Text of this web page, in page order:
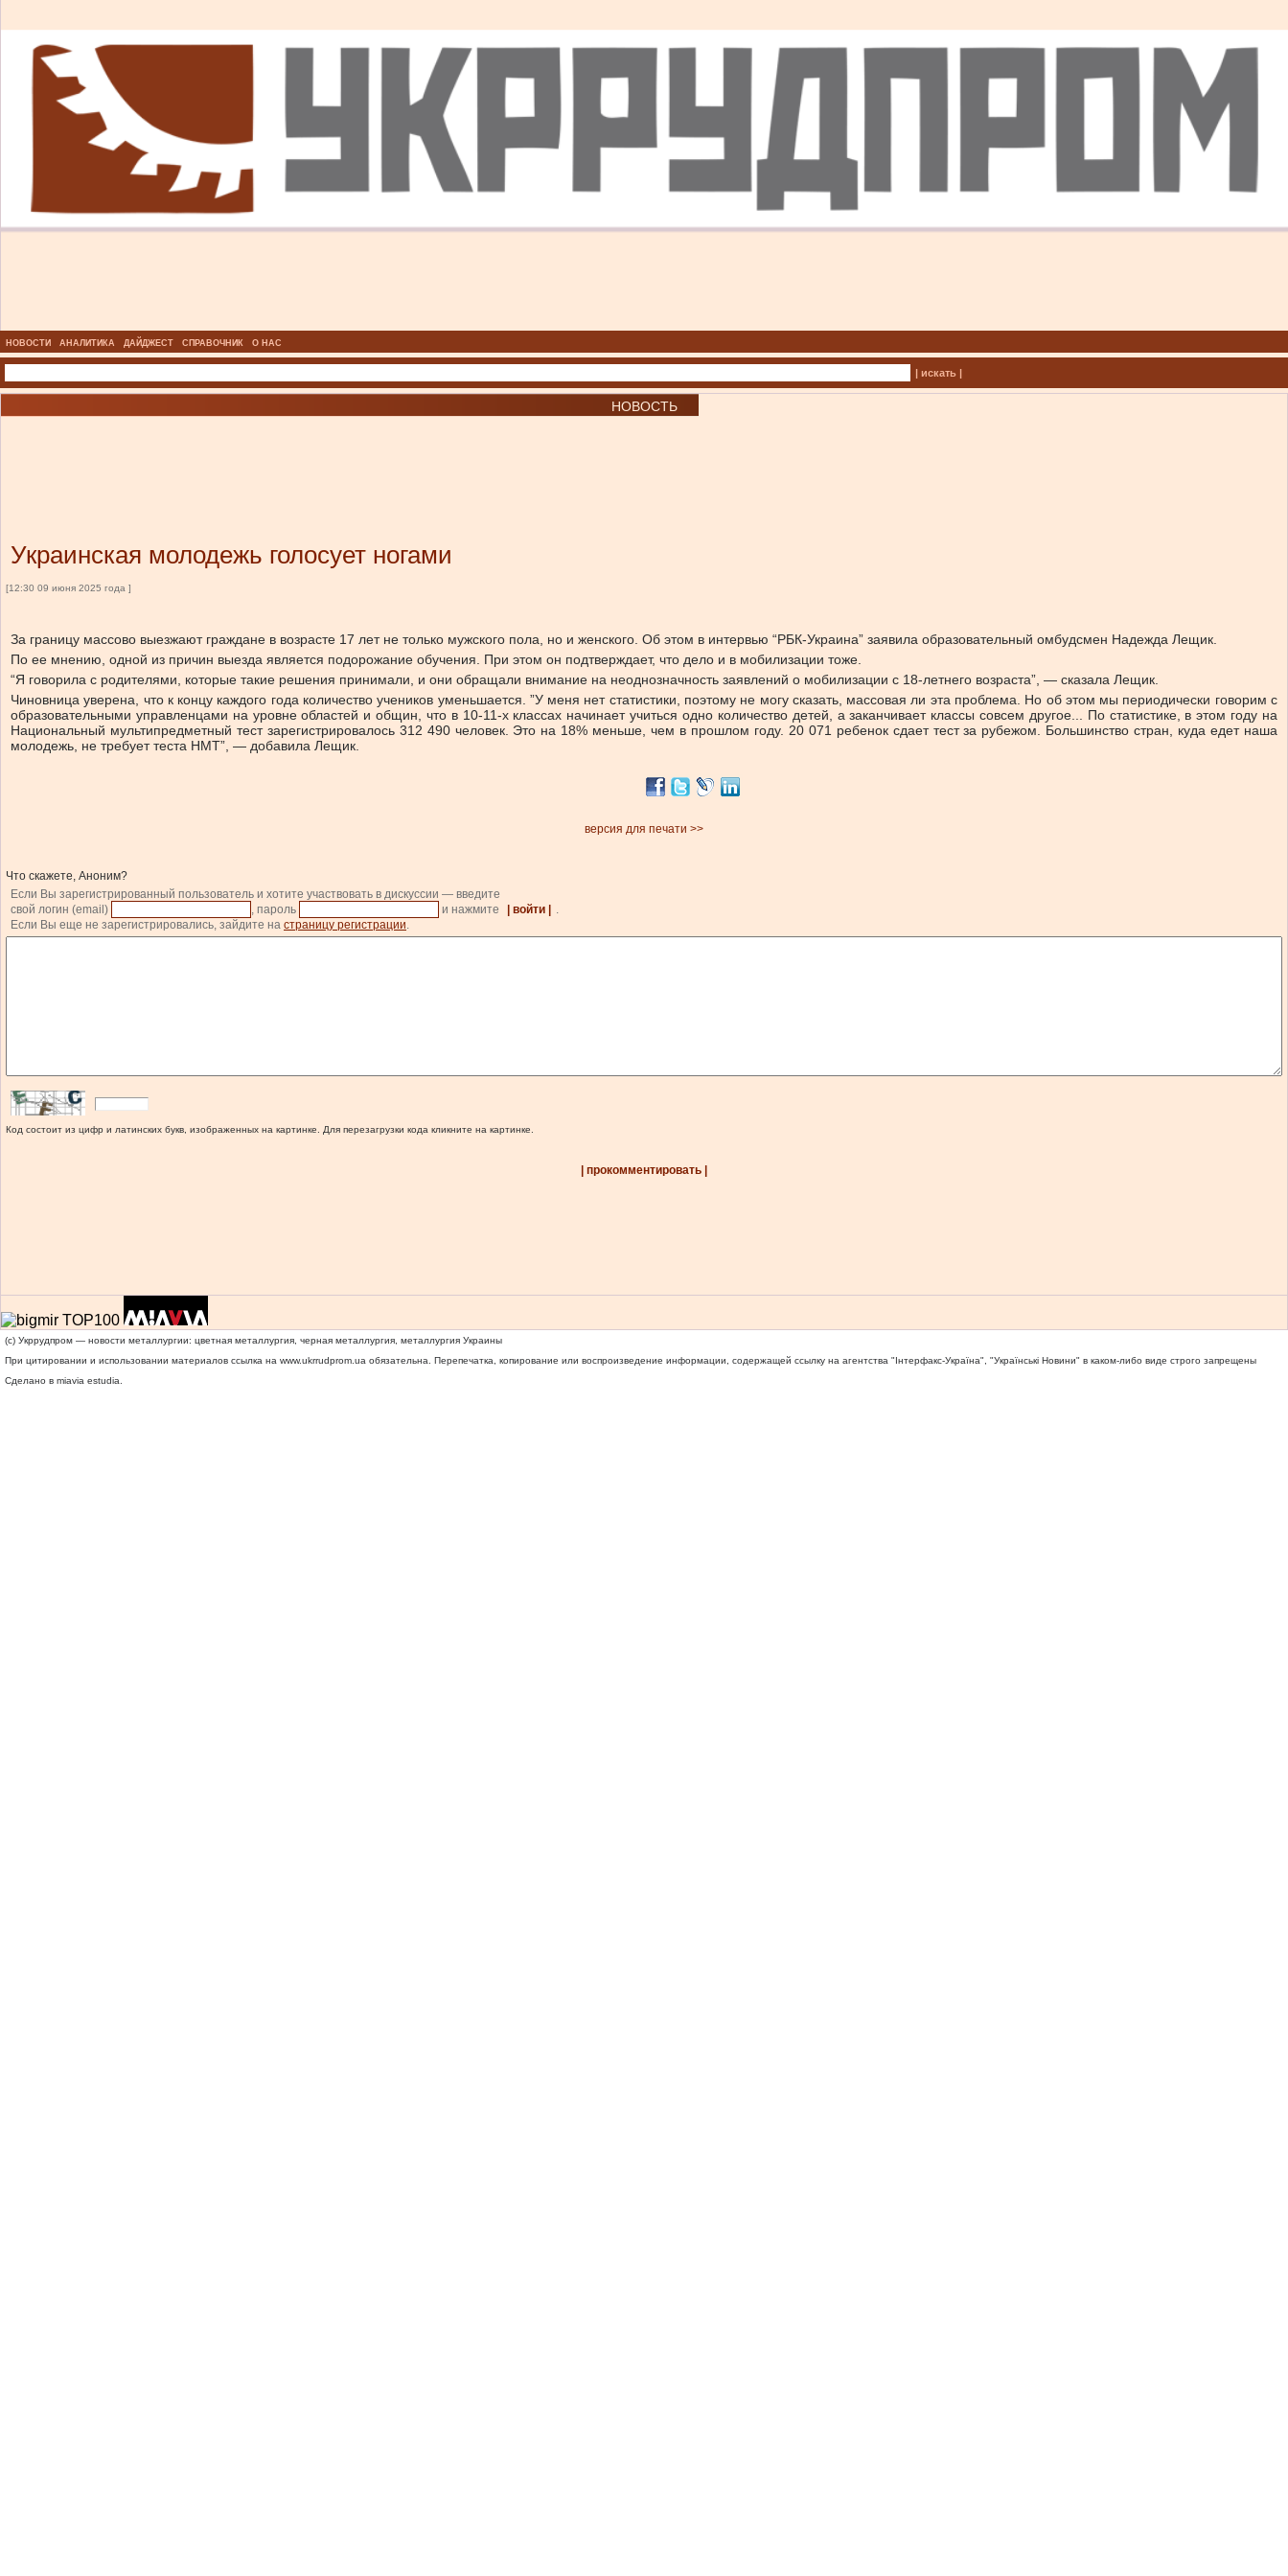
НОВОСТИ АНАЛИТИКА ДАЙДЖЕСТ СПРАВОЧНИК О НАС
| искать |
НОВОСТЬ
Украинская молодежь голосует ногами
[12:30 09 июня 2025 года ]
За границу массово выезжают граждане в возрасте 17 лет не только мужского пола, но и женского. Об этом в интервью “РБК-Украина” заявила образовательный омбудсмен Надежда Лещик.
По ее мнению, одной из причин выезда является подорожание обучения. При этом он подтверждает, что дело и в мобилизации тоже.
“Я говорила с родителями, которые такие решения принимали, и они обращали внимание на неоднозначность заявлений о мобилизации с 18-летнего возраста”, — сказала Лещик.
Чиновница уверена, что к концу каждого года количество учеников уменьшается. ”У меня нет статистики, поэтому не могу сказать, массовая ли эта проблема. Но об этом мы периодически говорим с
образовательными управленцами на уровне областей и общин, что в 10-11-х классах начинает учиться одно количество детей, а заканчивает классы совсем другое... По статистике, в этом году на
Национальный мультипредметный тест зарегистрировалось 312 490 человек. Это на 18% меньше, чем в прошлом году. 20 071 ребенок сдает тест за рубежом. Большинство стран, куда едет наша
молодежь, не требует теста НМТ”, — добавила Лещик.
версия для печати >>
Что скажете, Аноним?
Если Вы зарегистрированный пользователь и хотите участвовать в дискуссии — введите
свой логин (email)
, пароль и нажмите | войти |
.
Если Вы еще не зарегистрировались, зайдите на страницу регистрации.
Код состоит из цифр и латинских букв, изображенных на картинке. Для перезагрузки кода кликните на картинке.
| прокомментировать |
(c) Укррудпром — новости металлургии: цветная металлургия, черная металлургия, металлургия Украины
При цитировании и использовании материалов ссылка на www.ukrrudprom.ua обязательна. Перепечатка, копирование или воспроизведение информации, содержащей ссылку на агентства "Iнтерфакс-Україна", "Українськi Новини" в каком-либо виде строго запрещены
Сделано в miavia estudia.